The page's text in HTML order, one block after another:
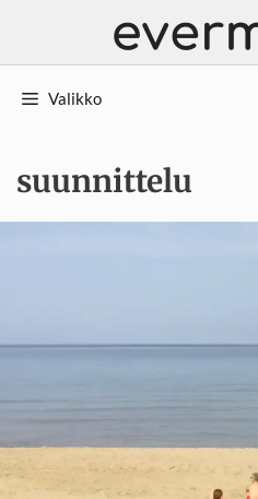
Valikko
suunnittelu